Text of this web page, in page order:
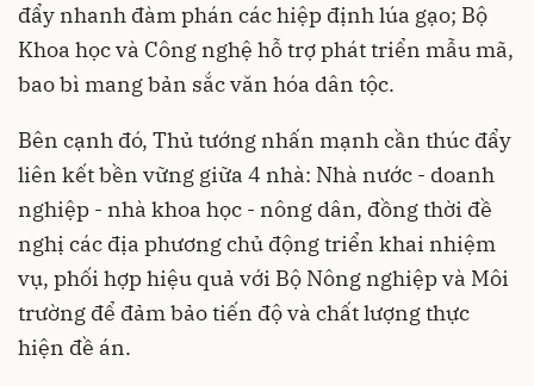
đẩy nhanh đàm phán các hiệp định lúa gạo; Bộ
Khoa học và Công nghệ hỗ trợ phát triển mẫu mã,
bao bì mang bản sắc văn hóa dân tộc.
Bên cạnh đó, Thủ tướng nhấn mạnh cần thúc đẩy
liên kết bền vững giữa 4 nhà: Nhà nước - doanh
nghiệp - nhà khoa học - nông dân, đồng thời đề
nghị các địa phương chủ động triển khai nhiệm
vụ, phối hợp hiệu quả với Bộ Nông nghiệp và Môi
trường để đảm bảo tiến độ và chất lượng thực
hiện đề án.